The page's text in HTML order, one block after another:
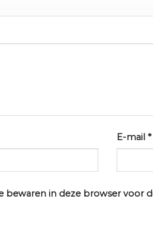
E-mail*
bewaren in deze browser voor